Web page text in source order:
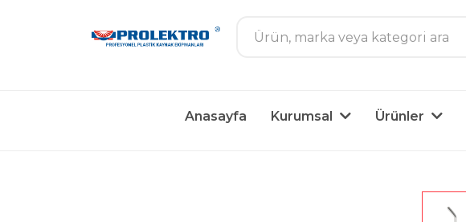
Anasayfa Kurumsal Ürünler